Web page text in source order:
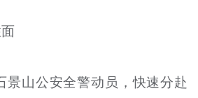
景山公安全警动员，快速分赴